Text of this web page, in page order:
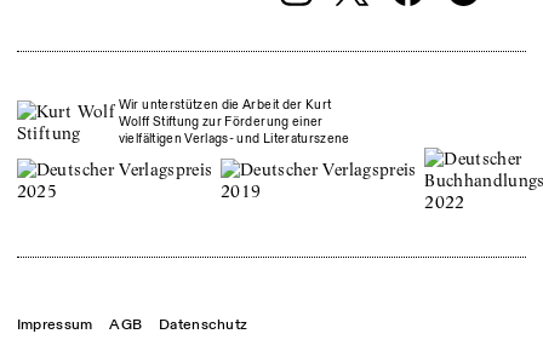
Wir unterstützen die Arbeit der Kurt
Wolff Stiftung zur Förderung einer
vielfältigen Verlags- und Literaturszene
Impressum AGB Datenschutz